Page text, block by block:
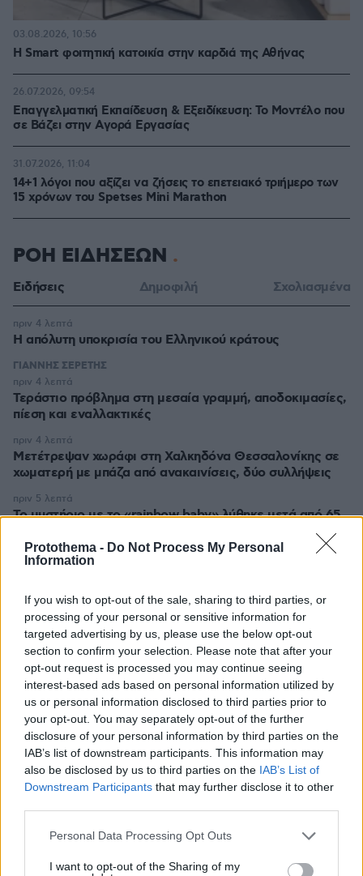
Protothema - Do Not Process My Personal
Information
If you wish to opt-out of the sale, sharing to third parties, or
processing of your personal or sensitive information for
targeted advertising by us, please use the below opt-out
section to confirm your selection. Please note that after your
opt-out request is processed you may continue seeing
interest-based ads based on personal information utilized by
us or personal information disclosed to third parties prior to
your opt-out. You may separately opt-out of the further
disclosure of your personal information by third parties on the
IAB’s list of downstream participants. This information may
also be disclosed by us to third parties on the IAB’s List of
Downstream Participants that may further disclose it to other
Please note that this website/app uses one or more Google
not limited to your visit or usage behaviour. You may click to
Personal Data Processing Opt Outs
I want to opt-out of the Sharing of my
Η Smart φοιτητική κατοικία στην καρδιά της Αθήνας
03.08.2026, 10:56
Επαγγελματική Εκπαίδευση & Εξειδίκευση: Το Mοντέλο που
σε Bάζει στην Aγορά Eργασίας
26.07.2026, 09:54
14+1 λόγοι που αξίζει να ζήσεις το επετειακό τριήμερο των
15 χρόνων του Spetses Mini Marathon
31.07.2026, 11:04
ΡΟΗ ΕΙΔΗΣΕΩΝ
Ειδήσεις Δημοφιλή Σχολιασμένα
Η απόλυτη υποκρισία του Ελληνικού κράτους
πριν 4 λεπτά
ΓΙΑΝΝΗΣ ΣΕΡΕΤΗΣ
Τεράστιο πρόβλημα στη μεσαία γραμμή, αποδοκιμασίες,
πίεση και εναλλακτικές
πριν 4 λεπτά
Μετέτρεψαν χωράφι στη Χαλκηδόνα Θεσσαλονίκης σε
χωματερή με μπάζα από ανακαινίσεις, δύο συλλήψεις
πριν 4 λεπτά
Το μυστήριο με το «rainbow baby» λύθηκε μετά από 65
πριν 5 λεπτά
πριν 5 λεπτά
Κράζεις, θαυμάζεις - Ξεπούλησε αυτό το αυτοκίνητο
πριν 5 λεπτά
Ιλαρά: Ακριβό το τίμημα της χαμηλής εμβολιαστικής
κάλυψης στις ΗΠΑ – Κάθε κρούσμα κοστίζει πάνω από
53.000 δολάρια
πριν 11 λεπτά
Νεαρή γυναίκα από την Αιθιοπία έγινε viral με τη φυσική
ομορφιά της, δείτε την εντυπωσιακή μεταμόρφωσή της
πριν 13 λεπτά
Η Δανάη Παππά κάνει διακοπές στην Εύβοια: Κανένα
πριν 13 λεπτά
Οι πυρκαγιές στην Αττική έκαναν τον γύρο του κόσμου: